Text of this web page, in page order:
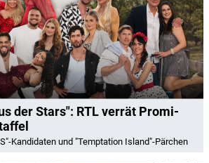
der Stars": RTL verrät Promi-
Kandidaten und "Temptation Island"-Pärchen